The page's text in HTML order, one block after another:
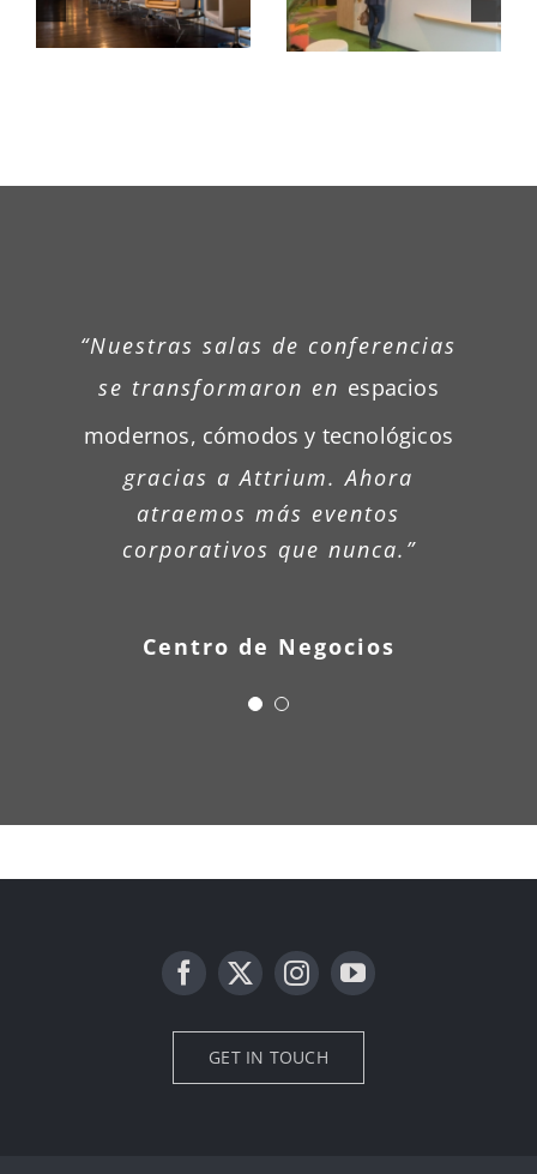
Hamburgo
“Nuestras salas de conferencias
se transformaron en espacios
modernos, cómodos y tecnológicos
gracias a Attrium. Ahora
atraemos más eventos
corporativos que nunca.”
Centro de Negocios
“El nuevo coworking diseñado por
Attrium ha potenciado la
productividad y satisfacciónde
nuestros clientes corporativos.
Una inversión que ya está
generando resultados.”
Hotel Urbano